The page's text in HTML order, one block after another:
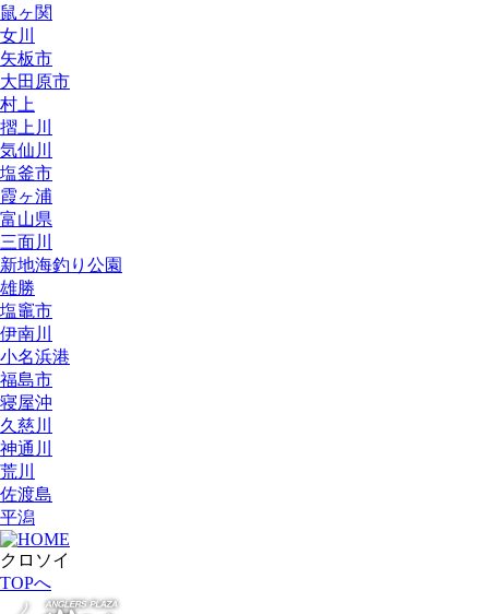
鼠ヶ関
女川
矢板市
大田原市
村上
摺上川
気仙川
塩釜市
霞ヶ浦
富山県
三面川
新地海釣り公園
雄勝
塩竈市
伊南川
小名浜港
福島市
寝屋沖
久慈川
神通川
荒川
佐渡島
平潟
クロソイ
TOPへ